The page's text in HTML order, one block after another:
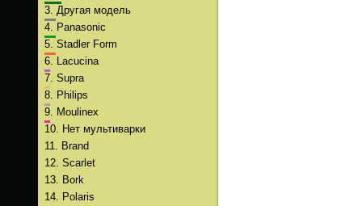
3. Другая модель
4.
Panasonic
5. Stadler Form
6.
Lacucina
7. Supra
8.
Philips
9.
Moulinex
10.
Нет мультиварки
11.
Brand
12. Scarlet
13.
Bork
14.
Polaris